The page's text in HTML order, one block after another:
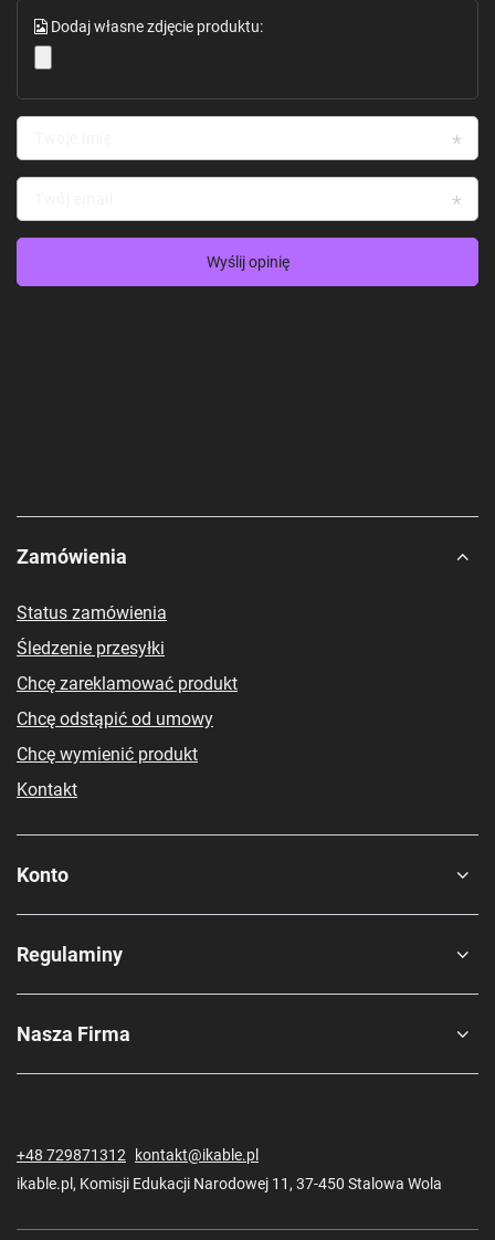
Zalecany czas użytkowania: do 30 dni na jedną sztukę
Działanie: neutralizacja zapachów, pochłanianie wilgoci
Podsumowanie najważniejszych
Kompatybilny z większością kuwet
Dodaj własne zdjęcie produktu:
Wyślij opinię
Zamówienia
Status zamówienia
Śledzenie przesyłki
Chcę zareklamować produkt
Chcę odstąpić od umowy
Chcę wymienić produkt
Kontakt
Konto
Regulaminy
Nasza Firma
+48 729871312
kontakt@ikable.pl
ikable.pl , Komisji Edukacji Narodowej 11 , 37-450 Stalowa Wola